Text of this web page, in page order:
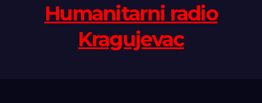
Humanitarni radio
Kragujevac